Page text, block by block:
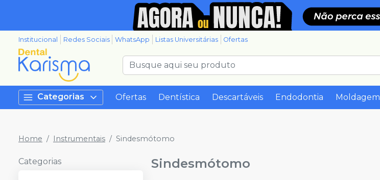
Institucional Redes Sociais WhatsApp Listas Universitárias Ofertas
Categorias Ofertas Dentística Descartáveis Endodontia Moldagem
Home Instrumentais Sindesmótomo
Categorias Sindesmótomo